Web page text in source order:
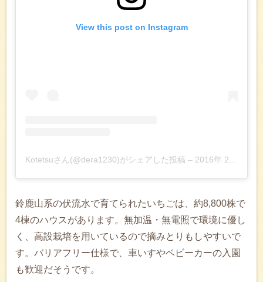
View this post on Instagram
Kotetsuさん(@dera1230)がシェアした投稿 – 2016年 2月月12日午後8時05分PST
鈴鹿山系の伏流水で育てられたいちごは、約8,800株で
4棟のハウスがあります。無加温・無電照で環境に優し
く、高設栽培を用いているので摘みとりもしやすいで
す。バリアフリー仕様で、車いすやベビーカーの入園
も歓迎だそうです。